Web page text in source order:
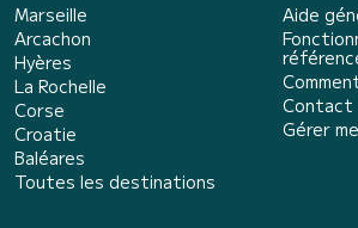
Marseille
Arcachon
Hyères
La Rochelle
Corse
Croatie
Baléares
Toutes les destinations
Aide
Contact
Gérer